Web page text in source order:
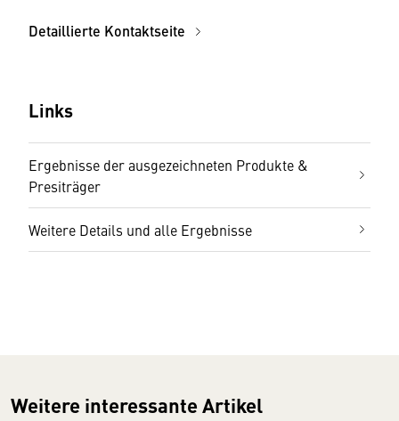
Detaillierte Kontaktseite
Links
Ergebnisse der ausgezeichneten Produkte &
Presiträger
Weitere Details und alle Ergebnisse
Weitere interessante Artikel